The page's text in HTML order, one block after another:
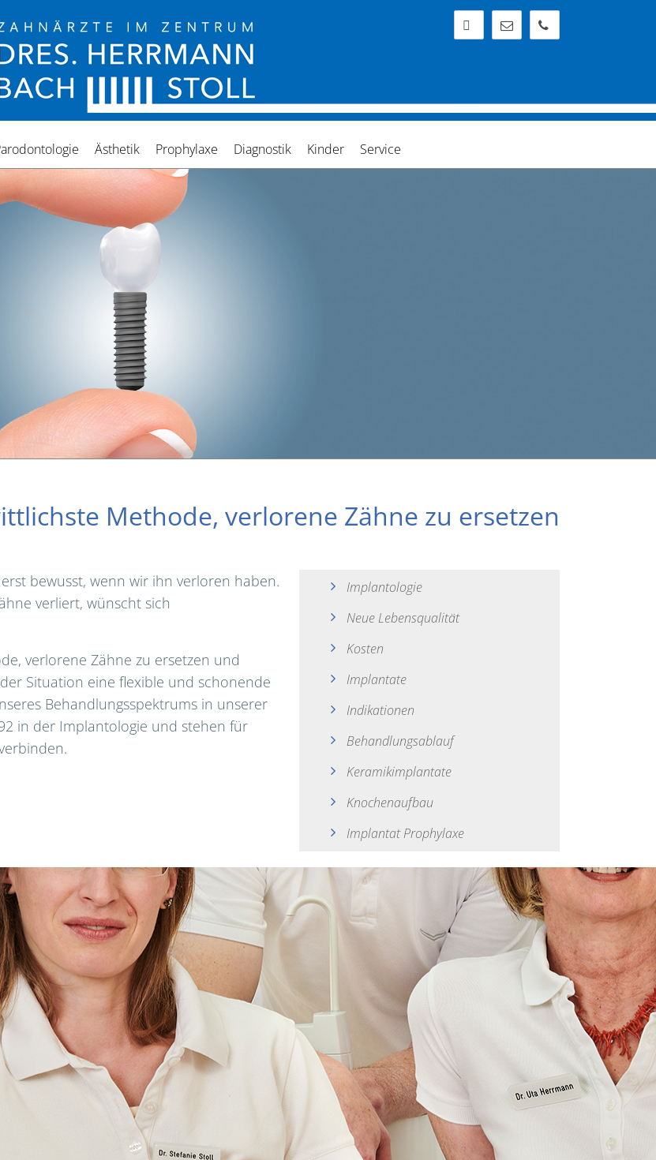
info@ziz-freiburg.de
Zur Wegbeschreibung
Ästhetik Prophylaxe Diagnostik Kinder Service
Methode, verlorene Zähne zu ersetzen
Implantologie
Neue Lebensqualität
Kosten
Implantate
Indikationen
Behandlungsablauf
Keramikimplantate
Knochenaufbau
Implantat Prophylaxe
bewusst, wenn wir ihn verloren haben.
verliert, wünscht sich
verlorene Zähne zu ersetzen und
Situation eine flexible und schonende
Behandlungsspektrums in unserer
in der Implantologie und stehen für